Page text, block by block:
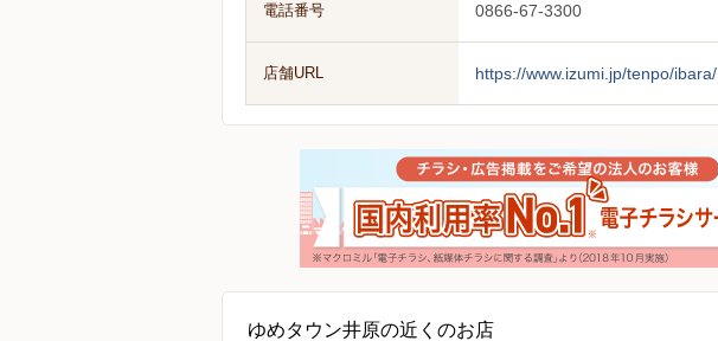
電話番号 0866-67-3300
店舗URL https://www.izumi.jp/tenpo/ibara/
ゆめタウン井原の近くのお店